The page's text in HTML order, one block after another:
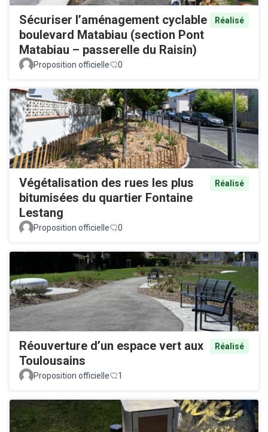
Sécuriser l’aménagement cyclable
boulevard Matabiau (section Pont
Matabiau – passerelle du Raisin)
Réalisé
Proposition officielle 0
Végétalisation des rues les plus
bitumisées du quartier Fontaine
Lestang
Réalisé
Proposition officielle 0
Réouverture d’un espace vert aux
Toulousains
Réalisé
Proposition officielle 1